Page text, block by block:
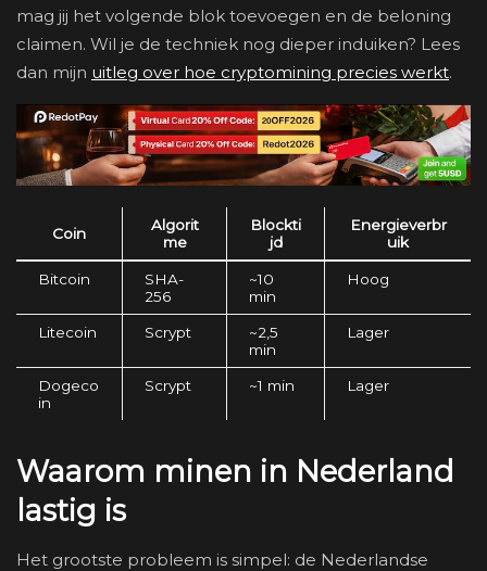
mag jij het volgende blok toevoegen en de beloning
claimen. Wil je de techniek nog dieper induiken? Lees
dan mijn uitleg over hoe cryptomining precies werkt.
Coin
Algorit
me
Blockti
jd
Energieverbr
uik
Bitcoin
SHA-
256
~10
min
Hoog
Litecoin Scrypt
~2,5
min
Lager
Dogeco
in
Scrypt ~1 min Lager
Waarom minen in Nederland
lastig is
Het grootste probleem is simpel: de Nederlandse